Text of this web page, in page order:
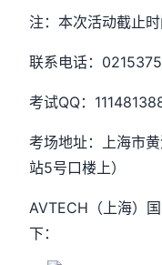
注：本次活动截止时
联系电话：
考试QQ：
考场地址：上海市
站5号口楼上）
AVTECH（上海）
下：